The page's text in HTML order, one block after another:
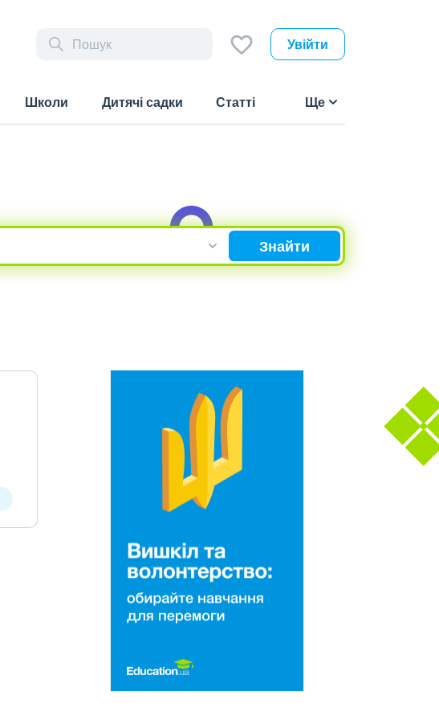
Увійти
Школи Дитячі садки Статті Ще
Знайти